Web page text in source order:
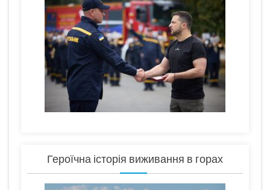
Героїчна історія виживання в горах